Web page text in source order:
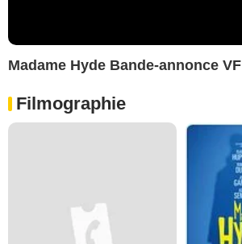
Madame Hyde Bande-annonce VF
Filmographie